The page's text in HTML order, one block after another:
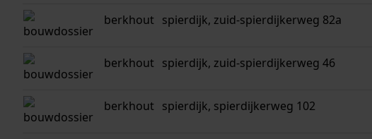
berkhout spierdijk, zuid-spierdijkerweg 82a
berkhout spierdijk, zuid-spierdijkerweg 46
berkhout spierdijk, spierdijkerweg 102